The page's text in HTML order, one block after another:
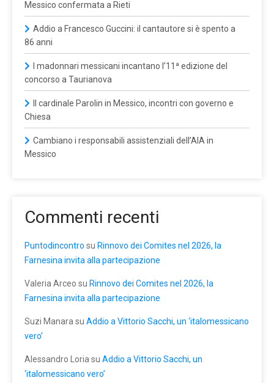
Messico confermata a Rieti
Addio a Francesco Guccini: il cantautore si è spento a
86 anni
I madonnari messicani incantano l’11ª edizione del
concorso a Taurianova
Il cardinale Parolin in Messico, incontri con governo e
Chiesa
Cambiano i responsabili assistenziali dell’AIA in
Messico
Commenti recenti
Puntodincontro su Rinnovo dei Comites nel 2026, la
Farnesina invita alla partecipazione
Valeria Arceo su Rinnovo dei Comites nel 2026, la
Farnesina invita alla partecipazione
Suzi Manara su Addio a Vittorio Sacchi, un ‘italomessicano
vero’
Alessandro Loria su Addio a Vittorio Sacchi, un
‘italomessicano vero’